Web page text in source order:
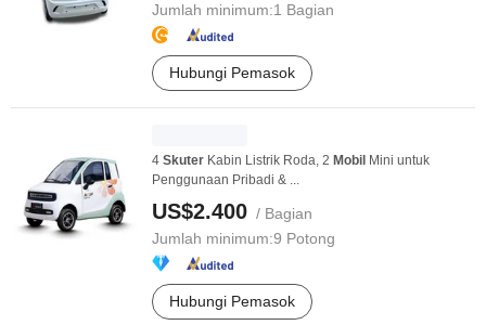
Jumlah minimum:1 Bagian
Hubungi Pemasok
4 Skuter Kabin Listrik Roda, 2 Mobil Mini untuk
Penggunaan Pribadi & ...
US$2.400 / Bagian
Jumlah minimum:9 Potong
Hubungi Pemasok